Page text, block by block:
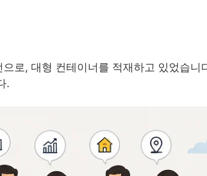
로, 대형 컨테이너를 적재하고 있었습니
.